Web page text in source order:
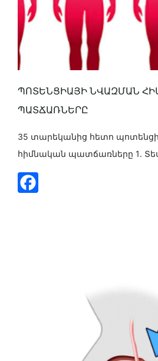
ՊՈՏԵՆՑԻԱՅԻ ՆՎԱԶՄԱՆ
ՊԱՏՃԱՌՆԵՐԸ
35 տարեկանից հետո
հիմնական պատճառները 1․
մակարդակի նվազում 35
տղամարդու հորմոնալ ֆոնը
2. Արյունատար համակարգի
Էրեկցիան ուղղակիորեն